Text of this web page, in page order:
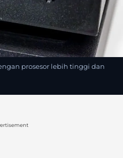
prosesor lebih tinggi dan